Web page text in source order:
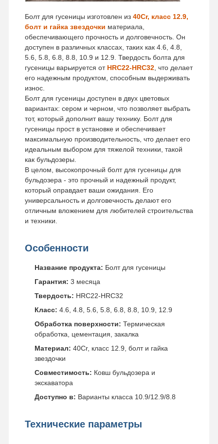
Болт для гусеницы изготовлен из 40Cr, класс 12.9,
болт и гайка звездочки материала,
обеспечивающего прочность и долговечность. Он
доступен в различных классах, таких как 4.6, 4.8,
5.6, 5.8, 6.8, 8.8, 10.9 и 12.9. Твердость болта для
гусеницы варьируется от HRC22-HRC32, что делает
его надежным продуктом, способным выдерживать
износ.
Болт для гусеницы доступен в двух цветовых
вариантах: сером и черном, что позволяет выбрать
тот, который дополнит вашу технику. Болт для
гусеницы прост в установке и обеспечивает
максимальную производительность, что делает его
идеальным выбором для тяжелой техники, такой
как бульдозеры.
В целом, высокопрочный болт для гусеницы для
бульдозера - это прочный и надежный продукт,
который оправдает ваши ожидания. Его
универсальность и долговечность делают его
отличным вложением для любителей строительства
и техники.
Особенности
Название продукта: Болт для гусеницы
Гарантия: 3 месяца
Твердость: HRC22-HRC32
Класс: 4.6, 4.8, 5.6, 5.8, 6.8, 8.8, 10.9, 12.9
Обработка поверхности: Термическая
обработка, цементация, закалка
Материал: 40Cr, класс 12.9, болт и гайка
звездочки
Совместимость: Ковш бульдозера и
экскаватора
Доступно в: Варианты класса 10.9/12.9/8.8
Технические параметры